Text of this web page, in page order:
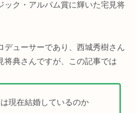
ック・アルバム賞に輝いた宅見将
デューサーであり、西城秀樹さん
将典さんですが、この記事では
現在結婚しているのか